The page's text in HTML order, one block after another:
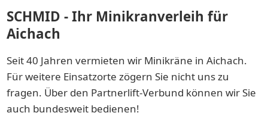
SCHMID - Ihr Minikranverleih für
Aichach
Seit 40 Jahren vermieten wir Minikräne in Aichach.
Für weitere Einsatzorte zögern Sie nicht uns zu
fragen. Über den Partnerlift-Verbund können wir Sie
auch bundesweit bedienen!